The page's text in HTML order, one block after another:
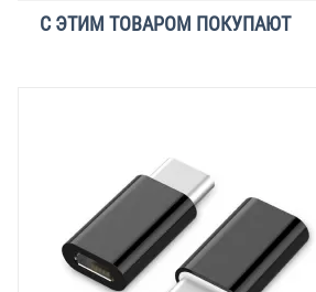
С ЭТИМ ТОВАРОМ ПОКУПАЮТ